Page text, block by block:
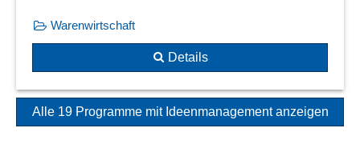
Warenwirtschaft
Details
Alle 19 Programme mit Ideenmanagement anzeigen